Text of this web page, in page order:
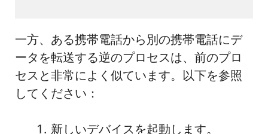
一方、ある携帯電話から別の携帯電話にデ
ータを転送する逆のプロセスは、前のプロ
セスと非常によく似ています。以下を参照
してください：
新しいデバイスを起動します。